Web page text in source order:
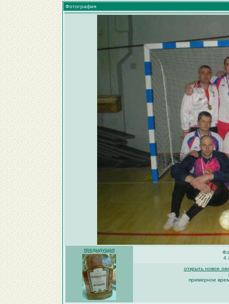
Фотография
предыдущая
4
открыть новое
примерное